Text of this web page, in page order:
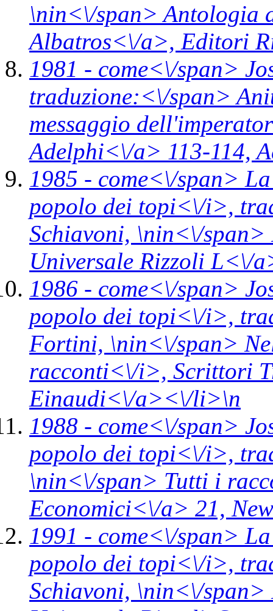
\nin<\/span>Antologia
Albatros<\/a>, Editori
1981 - come<\/span>
traduzione:<\/span>
messaggio
Adelphi<\/a> 113-114,
1985 - come<\/span>
popolo dei topi<\/i>,
Schiavoni, \nin<\/span>
Universale Rizzoli L<\/
1986 - come<\/span>
popolo dei topi<\/i>,
Fortini, \nin<\/span>
racconti<\/i>, Scrittori
Einaudi<\/a><\/li>\n
1988 - come<\/span>
popolo dei topi<\/i>,
\nin<\/span> Tutti i
Economici<\/a> 21,
1991 - come<\/span>
popolo dei topi<\/i>,
Schiavoni, \nin<\/span>